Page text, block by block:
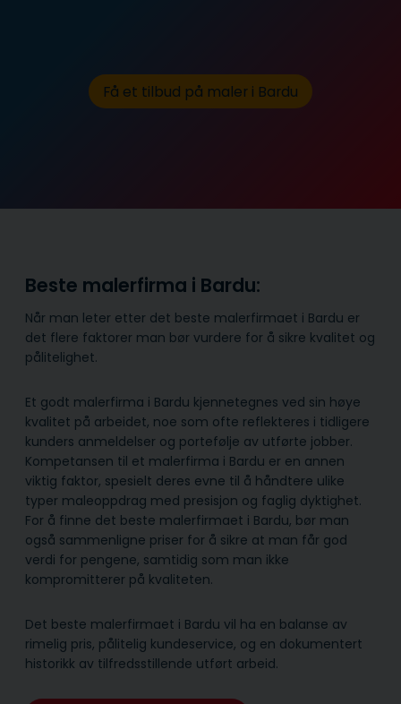
Få et tilbud på maler i Bardu
Beste malerfirma i Bardu:
Når man leter etter det beste malerfirmaet i Bardu er
det flere faktorer man bør vurdere for å sikre kvalitet og
pålitelighet.
Et godt malerfirma i Bardu kjennetegnes ved sin høye
kvalitet på arbeidet, noe som ofte reflekteres i tidligere
kunders anmeldelser og portefølje av utførte jobber.
Kompetansen til et malerfirma i Bardu er en annen
viktig faktor, spesielt deres evne til å håndtere ulike
typer maleoppdrag med presisjon og faglig dyktighet.
For å finne det beste malerfirmaet i Bardu, bør man
også sammenligne priser for å sikre at man får god
verdi for pengene, samtidig som man ikke
kompromitterer på kvaliteten.
Det beste malerfirmaet i Bardu vil ha en balanse av
rimelig pris, pålitelig kunde­service, og en dokumentert
historikk av tilfredsstillende utført arbeid.